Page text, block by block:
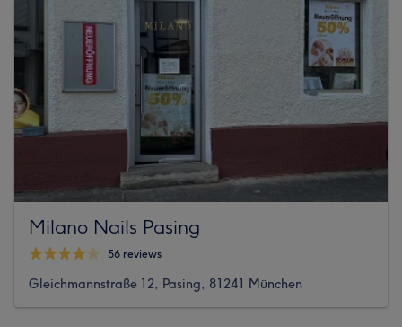
Milano Nails Pasing
56 reviews
Gleichmannstraße 12, Pasing, 81241 München